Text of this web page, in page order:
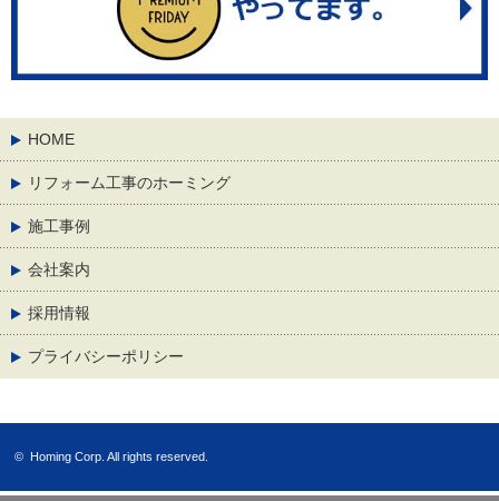
HOME
リフォーム工事のホーミング
施工事例
会社案内
採用情報
プライバシーポリシー
© Homing Corp. All rights reserved.